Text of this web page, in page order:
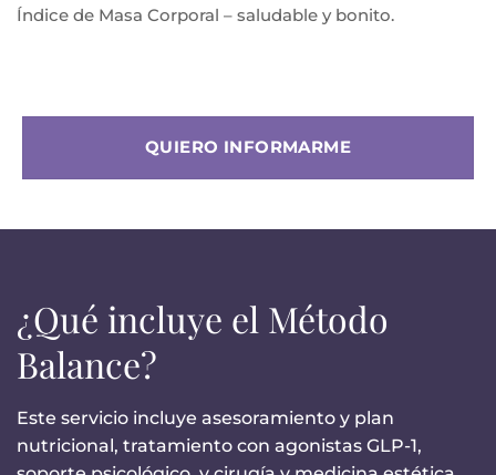
Índice de Masa Corporal – saludable y bonito.
QUIERO INFORMARME
¿Qué incluye el Método
Balance?
Este servicio incluye asesoramiento y plan
nutricional, tratamiento con agonistas GLP-1,